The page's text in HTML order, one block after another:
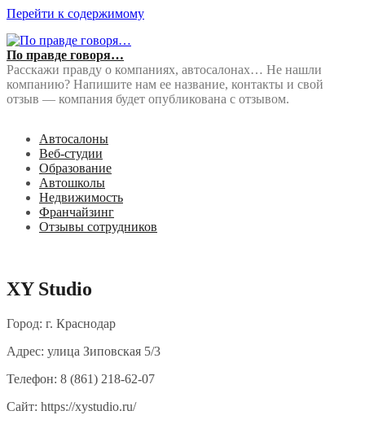
Перейти к содержимому
По правде говоря…
Расскажи правду о компаниях, автосалонах… Не нашли
компанию? Напишите нам ее название, контакты и свой
отзыв — компания будет опубликована с отзывом.
Автосалоны
Веб-студии
Образование
Автошколы
Недвижимость
Франчайзинг
Отзывы сотрудников
XY Studio
Город: г. Краснодар
Адрес: улица Зиповская 5/3
Телефон: 8 (861) 218-62-07
Сайт: https://xystudio.ru/